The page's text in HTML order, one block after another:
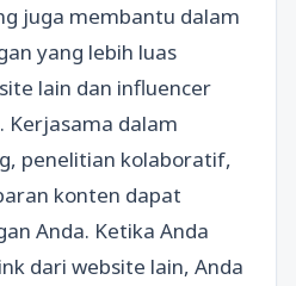
juga membantu dalam
yang lebih luas
lain dan influencer
Kerjasama dalam
penelitian kolaboratif,
konten dapat
Anda. Ketika Anda
dari website lain, Anda